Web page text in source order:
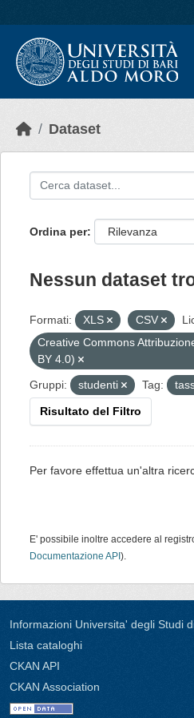
Dataset
Ordina per
Nessun dataset
Formati: XLS CSV
Creative Commons
BY 4.0)
Gruppi:
studenti Tag:
Risultato del Filtro
Per favore effettua un'altra
E' possibile inoltre accedere al
Documentazione API ).
Informazioni Universita' degli Studi
Lista cataloghi
CKAN API
CKAN Association